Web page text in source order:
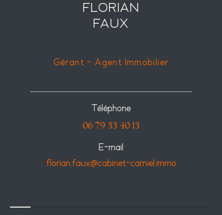
FLORIAN
FAUX
Gérant - Agent Immobilier
Téléphone
06 79 33 40 13
E-mail
florian.faux@cabinet-carniel.immo